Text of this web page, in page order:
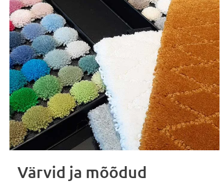
Värvid ja mõõdud